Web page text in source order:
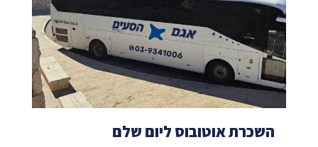
השכרת אוטובוס ליום שלם